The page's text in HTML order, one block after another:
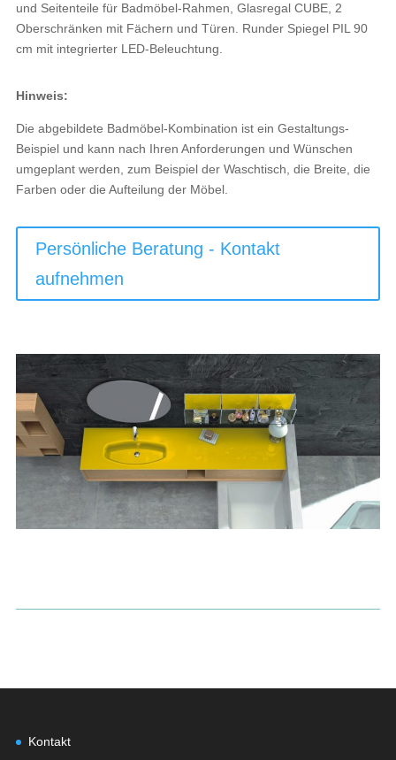
und Seitenteile für Badmöbel-Rahmen, Glasregal CUBE, 2
Oberschränken mit Fächern und Türen. Runder Spiegel PIL 90
cm mit integrierter LED-Beleuchtung.
Hinweis:
Die abgebildete Badmöbel-Kombination ist ein Gestaltungs-
Beispiel und kann nach Ihren Anforderungen und Wünschen
umgeplant werden, zum Beispiel der Waschtisch, die Breite, die
Farben oder die Aufteilung der Möbel.
Persönliche Beratung - Kontakt
aufnehmen
Kontakt